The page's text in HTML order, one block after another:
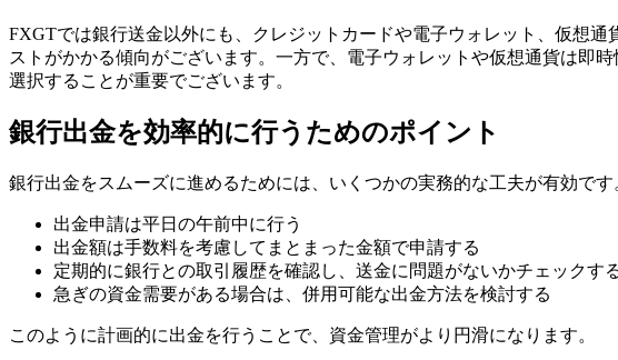
FXGTでは銀行送金以外にも、クレジットカードや電子ウォレット、仮想
ストがかかる傾向がございます。一方で、電子ウォレットや仮想通貨は即
選択することが重要でございます。
銀行出金を効率的に行うためのポイント
銀行出金をスムーズに進めるためには、いくつかの実務的な工夫が有効です
出金申請は平日の午前中に行う
出金額は手数料を考慮してまとまった金額で申請する
定期的に銀行との取引履歴を確認し、送金に問題がないかチェックす
急ぎの資金需要がある場合は、併用可能な出金方法を検討する
このように計画的に出金を行うことで、資金管理がより円滑になります。